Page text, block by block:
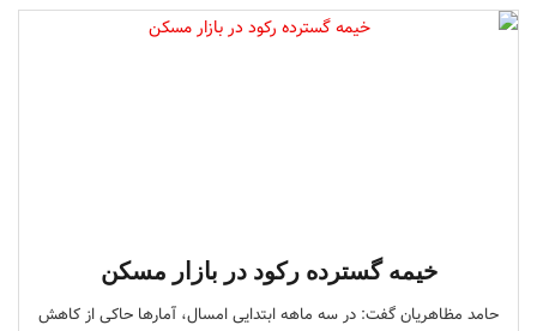
خیمه گسترده رکود در بازار مسکن
حامد مظاهریان گفت: در سه ماهه ابتدایی امسال، آمارها حاکی از کاهش